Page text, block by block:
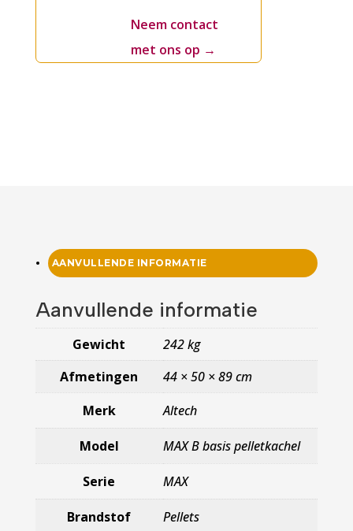
Neem contact
met ons op →
AANVULLENDE INFORMATIE
Aanvullende informatie
Gewicht
242 kg
Afmetingen
44 × 50 × 89 cm
Merk
Altech
Model MAX B basis pelletkachel
Serie MAX
Brandstof Pellets